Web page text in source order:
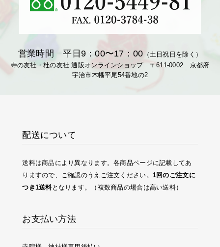
営業時間 平日9：00〜17：00 （土日祝日を除く）
寺の友社・杜の友社 通販オンラインショップ 〒611-0002 京都府
宇治市木幡平尾54番地の2
配送について
送料は商品により異なります。各商品ページに記載してあ
りますので、ご確認のうえご注文ください。 1回のご注文に
つき1送料となります。（複数商品の場合は高い送料）
お支払い方法